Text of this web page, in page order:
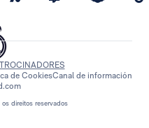
direitos reservados
de CookiesCanal de información